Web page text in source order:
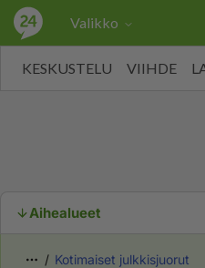
Valikko
KESKUSTELU VIIHDE
Aihealueet
Kotimaiset julkkisjuorut